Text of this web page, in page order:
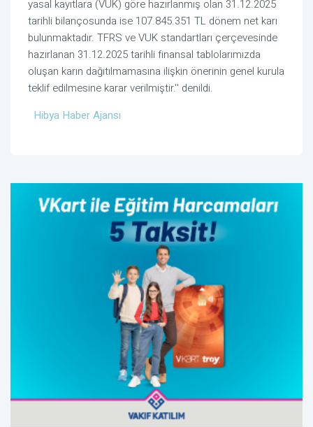
yasal kayıtlara (VUK) göre hazırlanmış olan 31.12.2025
tarihli bilançosunda ise 107.845.351 TL dönem net karı
bulunmaktadır. TFRS ve VUK standartları çerçevesinde
hazırlanan 31.12.2025 tarihli finansal tablolarımızda
oluşan karın dağıtılmamasına ilişkin önerinin genel kurula
teklif edilmesine karar verilmiştir.'' denildi.
Hibya Haber Ajansı